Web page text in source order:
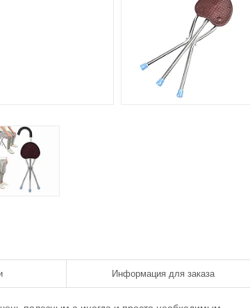
Информация для заказа